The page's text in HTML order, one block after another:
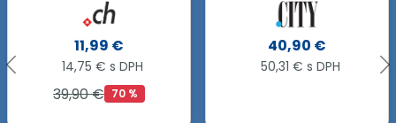
40,90 €
50,31 € s DPH
8,99 €
11,06 € s DPH